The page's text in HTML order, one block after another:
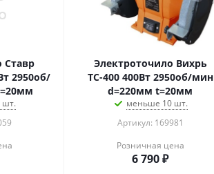
Ставр
2950об/
шт.
Электроточило Вихрь
ТС-400 400Вт 2950об/мин
d=220мм t=20мм
меньше 10 шт.
Артикул: 169981
Розничная цена
6 790₽